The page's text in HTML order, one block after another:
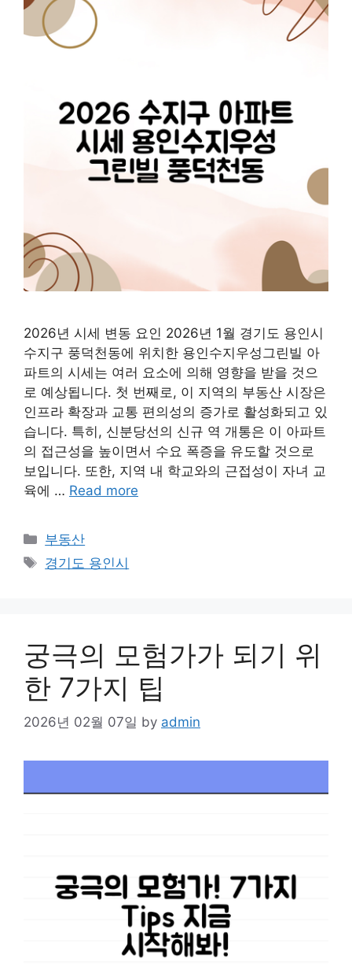
2026년 시세 변동 요인 2026년 1월 경기도 용인시
수지구 풍덕천동에 위치한 용인수지우성그린빌 아
파트의 시세는 여러 요소에 의해 영향을 받을 것으
로 예상됩니다. 첫 번째로, 이 지역의 부동산 시장은
인프라 확장과 교통 편의성의 증가로 활성화되고 있
습니다. 특히, 신분당선의 신규 역 개통은 이 아파트
의 접근성을 높이면서 수요 폭증을 유도할 것으로
보입니다. 또한, 지역 내 학교와의 근접성이 자녀 교
육에 … Read more
Categories
부동산
Tags
경기도 용인시
궁극의 모험가가 되기 위
한 7가지 팁
2026년 02월 07일 by admin